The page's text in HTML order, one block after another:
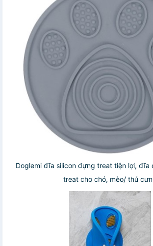
Doglemi đĩa silicon đựng treat tiện lợi, đĩa
treat cho chó, mèo/ thú